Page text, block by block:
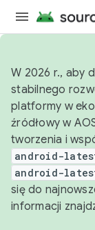
W 2026 r., aby
stabilnego
platformy w
źródłowy w
tworzenia i
android-
android-
się do
informacji